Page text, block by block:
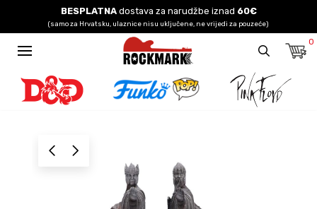
BESPLATNAdostava za narudžbe iznad 60€
(samo za Hrvatsku, ulaznice nisu uključene, ne vrijedi za pouzeće)
0